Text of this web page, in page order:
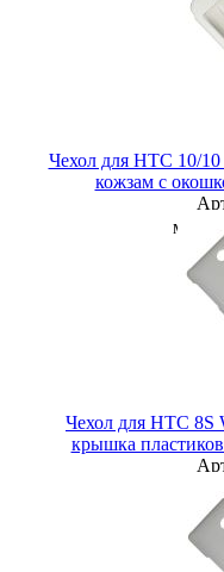
Чехол для HTC 10/
кожзам с
Чехол для HTC 8S
крышка